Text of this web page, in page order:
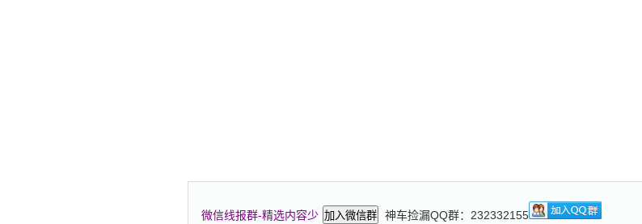
微信线报群-精选内容少 加入微信群 神车捡漏QQ群：232332155